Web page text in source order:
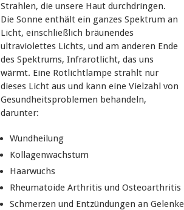
Strahlen, die unsere Haut durchdringen.
Die Sonne enthält ein ganzes Spektrum an
Licht, einschließlich bräunendes
ultraviolettes Lichts, und am anderen Ende
des Spektrums, Infrarotlicht, das uns
wärmt. Eine Rotlichtlampe strahlt nur
dieses Licht aus und kann eine Vielzahl von
Gesundheitsproblemen behandeln,
darunter:
Wundheilung
Kollagenwachstum
Haarwuchs
Rheumatoide Arthritis und Osteoarthritis
Schmerzen und Entzündungen an